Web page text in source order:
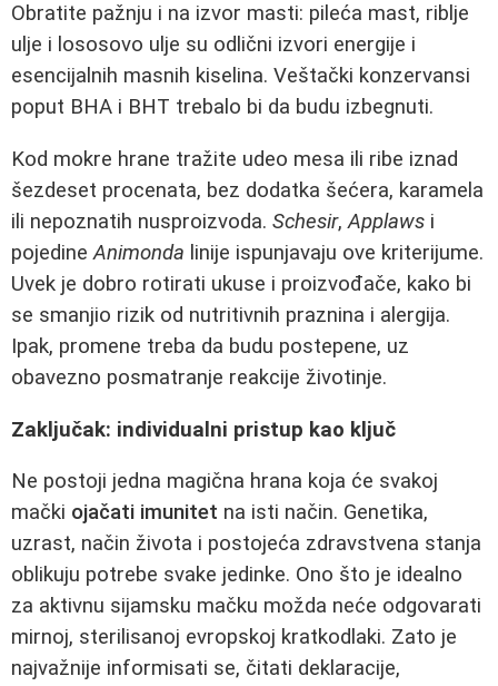
Obratite pažnju i na izvor masti: pileća mast, riblje
ulje i lososovo ulje su odlični izvori energije i
esencijalnih masnih kiselina. Veštački konzervansi
poput BHA i BHT trebalo bi da budu izbegnuti.
Kod mokre hrane tražite udeo mesa ili ribe iznad
šezdeset procenata, bez dodatka šećera, karamela
ili nepoznatih nusproizvoda. Schesir,Applaws i
pojedineAnimonda linije ispunjavaju ove kriterijume.
Uvek je dobro rotirati ukuse i proizvođače, kako bi
se smanjio rizik od nutritivnih praznina i alergija.
Ipak, promene treba da budu postepene, uz
obavezno posmatranje reakcije životinje.
Zaključak: individualni pristup kao ključ
Ne postoji jedna magična hrana koja će svakoj
mački ojačati imunitet na isti način. Genetika,
uzrast, način života i postojeća zdravstvena stanja
oblikuju potrebe svake jedinke. Ono što je idealno
za aktivnu sijamsku mačku možda neće odgovarati
mirnoj, sterilisanoj evropskoj kratkodlaki. Zato je
najvažnije informisati se, čitati deklaracije,